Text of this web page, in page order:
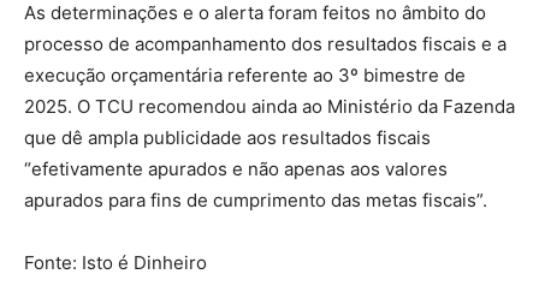
As determinações e o alerta foram feitos no âmbito do
processo de acompanhamento dos resultados fiscais e a
execução orçamentária referente ao 3º bimestre de
2025. O TCU recomendou ainda ao Ministério da Fazenda
que dê ampla publicidade aos resultados fiscais
“efetivamente apurados e não apenas aos valores
apurados para fins de cumprimento das metas fiscais”.
Fonte: Isto é Dinheiro